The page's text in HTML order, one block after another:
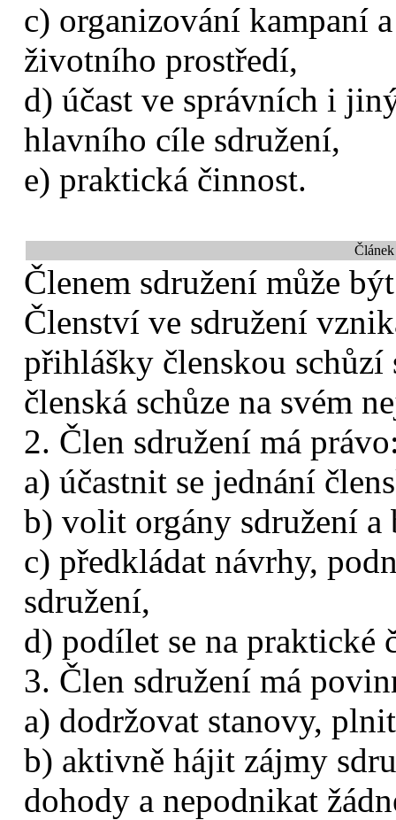
c) organizování kampaní
životního prostředí,
d) účast ve správních i
hlavního cíle sdružení,
e) praktická činnost.
Členem sdružení může
Členství ve sdružení
přihlášky členskou
členská schůze na svém
2. Člen sdružení má
a) účastnit se jednání
b) volit orgány sdružení
c) předkládat návrhy,
sdružení,
d) podílet se na praktické
3. Člen sdružení má
a) dodržovat stanovy,
b) aktivně hájit zájmy
dohody a nepodnikat